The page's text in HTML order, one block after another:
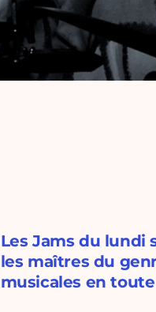
Les Jams du lundi
les maîtres du
musicales en